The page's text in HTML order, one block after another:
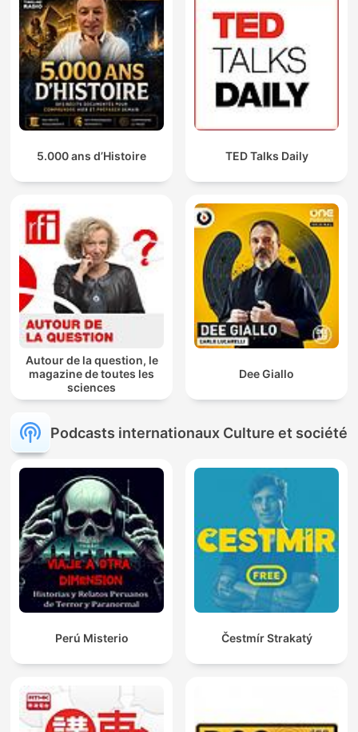
5.000 ans d’Histoire TED Talks Daily
Autour de la question, le
magazine de toutes les
sciences
Dee Giallo
Podcasts internationaux Culture et société
Perú Misterio Čestmír Strakatý